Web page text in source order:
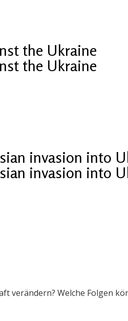
the Ukraine
the Ukraine
invasion into
invasion into
verändern? Welche Folgen